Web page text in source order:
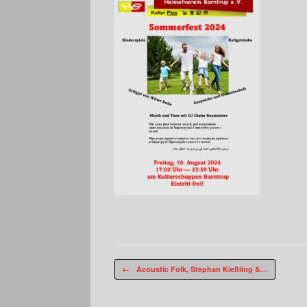
Beitragsnavigation
← Acoustic Folk, Stephan Kießling &…